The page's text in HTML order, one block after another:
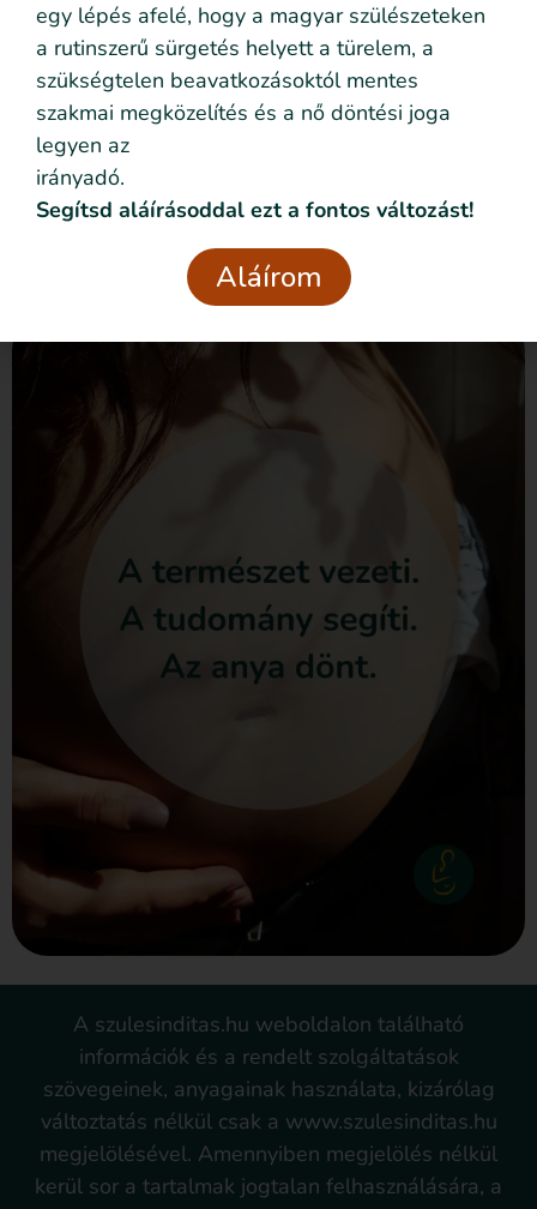
is
Szeretném elmesélni a saját történetemet
Elolvastam és elfogadom az
nyilatkozatban
A szulesinditas.hu weboldalon található
információk és a rendelt szolgáltatások
szövegeinek, anyagainak használata, kizárólag
változtatás nélkül csak a www.szulesinditas.hu
megjelölésével. Amennyiben megjelölés nélkül
kerül sor a tartalmak jogtalan felhasználására, a
egy lépés afelé, hogy a magyar szülészeteken
a rutinszerű sürgetés helyett a türelem, a
szükségtelen beavatkozásoktól mentes
szakmai megközelítés és a nő döntési joga
legyen az
irányadó.
Segítsd aláírásoddal ezt a fontos változást!
Aláírom